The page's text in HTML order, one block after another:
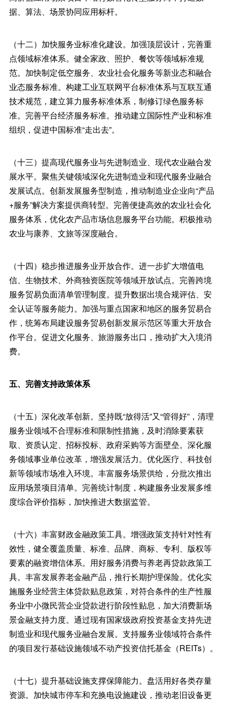
据、算法、场景协同应用标杆。
（十二）加快服务业标准化建设。加强顶层设计，完善重
点领域标准体系。健全家政、照护、餐饮等领域标准规
范。加快制定低空服务、农业社会化服务等新业态和融合
业态服务标准。构建工业互联网平台标准体系与互联互通
技术规范，建立算力服务标准体系，制修订绿色服务标
准。完善平台经济服务标准。推动建立国际性产业和标准
组织，促进中国标准“走出去”。
（十三）提高现代服务业与先进制造业、现代农业融合发
展水平。聚焦关键领域深化先进制造业和现代服务业融合
发展试点。创新发展服务型制造，推动制造业企业向“产品
+服务”解决方案提供商转型。完善便捷高效的农业社会化
服务体系，优化农产品市场信息服务平台功能。积极推动
农业与康养、文旅等深度融合。
（十四）稳步推进服务业开放合作。进一步扩大增值电
信、生物技术、外商独资医院等领域开放试点。完善跨境
服务贸易负面清单管理制度。提升数据出境合规评估、安
全认证等服务能力。加强与重点国家和地区的服务贸易合
作，统筹布局建设服务贸易创新发展示范区等重大开放合
作平台。促进文化服务、旅游服务出口，推动扩大入境消
费。
五、完善支持政策体系
（十五）深化改革创新。坚持既“放得活”又“管得好”，清理
服务业领域不合理标准和限制性措施，及时消除要素获
取、资质认定、招标投标、政府采购等方面壁垒。深化服
务领域事业单位改革，增强发展活力。优化医疗、科技创
新等领域市场准入环境。丰富服务场景供给，分批次推出
应用场景项目清单。完善统计制度，构建服务业发展多维
度综合评价指标，加快推进大数据监管。
（十六）丰富财政金融政策工具。增强政策支持针对性有
效性，健全覆盖质量、标准、品牌、商标、专利、版权等
要素的融资增信体系。用好服务消费与养老再贷款政策工
具。丰富发展养老金融产品，推行长期护理保险。优化实
施服务业经营主体贷款贴息政策，对符合条件的生产性服
务业中小微民营企业贷款进行阶段性贴息，加大消费新场
景金融支持力度。通过现有国家级政府投资基金支持先进
制造业和现代服务业融合发展。支持服务业领域符合条件
的项目发行基础设施领域不动产投资信托基金（REITs）。
（十七）提升基础设施支撑保障能力。盘活用好各类存量
资源。加快城市停车和充换电设施建设，推动老旧设备更